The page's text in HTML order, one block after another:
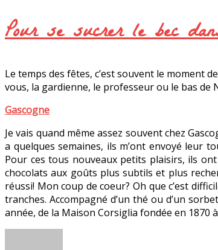
Pour se sucrer le bec
Le temps des fêtes, c’est souvent le moment
vous, la gardienne, le professeur ou le bas de
Gascogne
Je vais quand même assez souvent chez
a quelques semaines, ils m’ont envoyé leur
Pour ces tous nouveaux petits plaisirs, ils
chocolats aux goûts plus subtils et plus
réussi! Mon coup de coeur? Oh que c’est
tranches. Accompagné d’un thé ou d’un
année, de la Maison Corsiglia fondée en 1870